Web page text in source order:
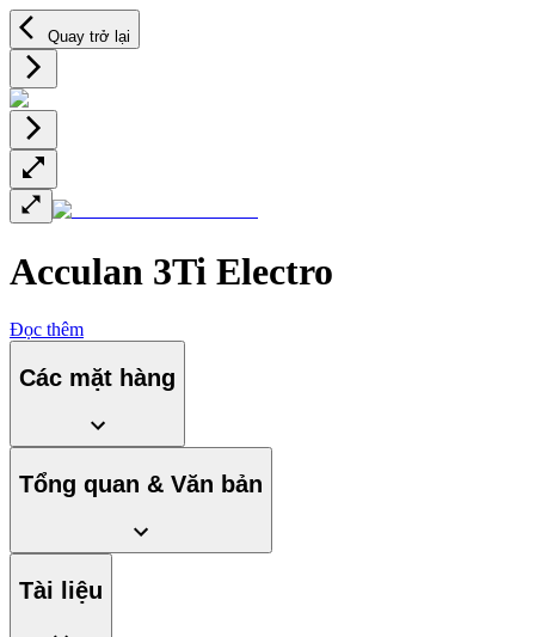
Quay trở lại
Acculan 3Ti Electro
Đọc thêm
Các mặt hàng
Tổng quan & Văn bản
Tài liệu